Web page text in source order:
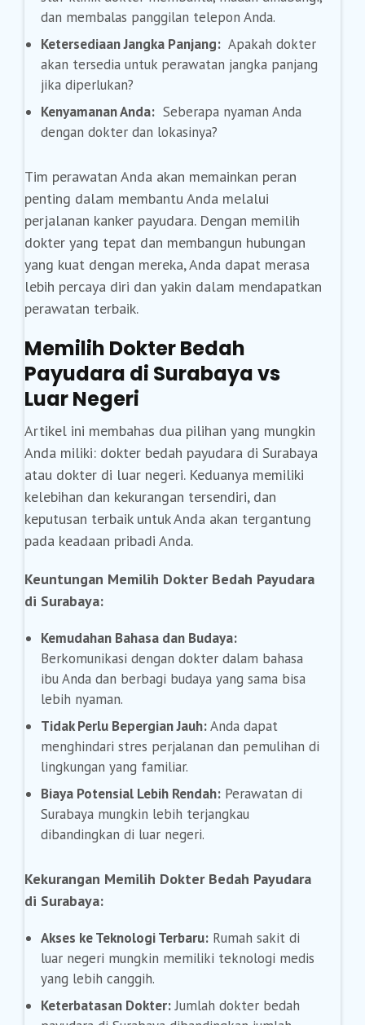
dan membalas panggilan telepon Anda.
Ketersediaan Jangka Panjang: Apakah dokter
akan tersedia untuk perawatan jangka panjang
jika diperlukan?
Kenyamanan Anda: Seberapa nyaman Anda
dengan dokter dan lokasinya?
Tim perawatan Anda akan memainkan peran
penting dalam membantu Anda melalui
perjalanan kanker payudara. Dengan memilih
dokter yang tepat dan membangun hubungan
yang kuat dengan mereka, Anda dapat merasa
lebih percaya diri dan yakin dalam mendapatkan
perawatan terbaik.
Memilih Dokter Bedah
Payudara di Surabaya vs
Luar Negeri
Artikel ini membahas dua pilihan yang mungkin
Anda miliki: dokter bedah payudara di Surabaya
atau dokter di luar negeri. Keduanya memiliki
kelebihan dan kekurangan tersendiri, dan
keputusan terbaik untuk Anda akan tergantung
pada keadaan pribadi Anda.
Keuntungan Memilih Dokter Bedah Payudara
di Surabaya:
Kemudahan Bahasa dan Budaya:
Berkomunikasi dengan dokter dalam bahasa
ibu Anda dan berbagi budaya yang sama bisa
lebih nyaman.
Tidak Perlu Bepergian Jauh:Anda dapat
menghindari stres perjalanan dan pemulihan di
lingkungan yang familiar.
Biaya Potensial Lebih Rendah: Perawatan di
Surabaya mungkin lebih terjangkau
dibandingkan di luar negeri.
Kekurangan Memilih Dokter Bedah Payudara
di Surabaya:
Akses ke Teknologi Terbaru: Rumah sakit di
luar negeri mungkin memiliki teknologi medis
yang lebih canggih.
Keterbatasan Dokter:Jumlah dokter bedah